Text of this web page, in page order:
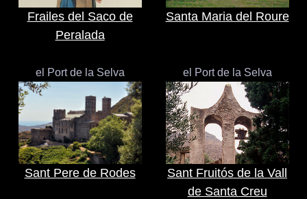
Frailes del Saco de
Peralada
Santa Maria del Roure
el Port de la Selva
Sant Pere de Rodes
el Port de la Selva
Sant Fruitós de la Vall
de Santa Creu